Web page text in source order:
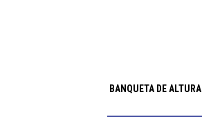
BANQUETA DE ALTURA